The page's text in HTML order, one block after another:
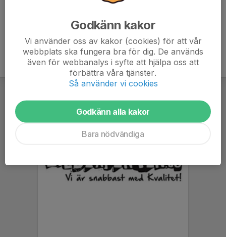
Godkänn kakor
Vi använder oss av kakor (cookies) för att vår
webbplats ska fungera bra för dig. De används
även för webbanalys i syfte att hjälpa oss att
förbättra våra tjänster.
Så använder vi cookies
Godkänn alla kakor
Bara nödvändiga